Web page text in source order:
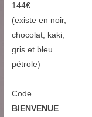
144€
(existe en noir,
chocolat, kaki,
gris et bleu
pétrole)
Code
BIENVENUE –